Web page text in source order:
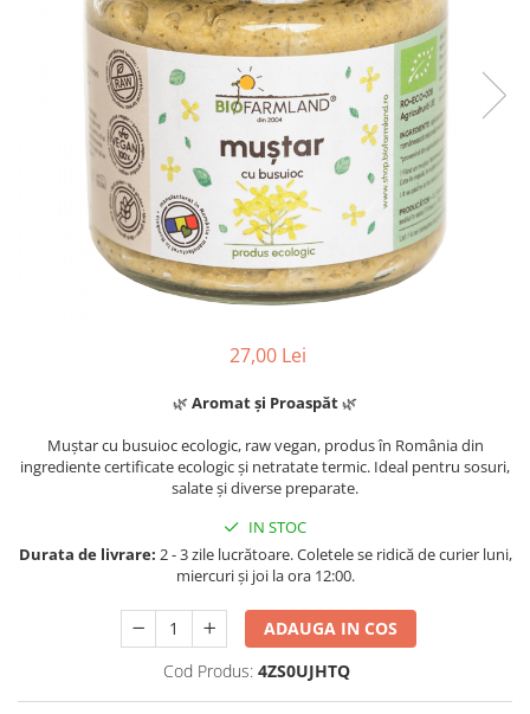
27,00 Lei
🌿Aromat și Proaspăt🌿
Muștar cu busuioc ecologic, raw vegan, produs în România din
ingrediente certificate ecologic și netratate termic. Ideal pentru sosuri,
salate și diverse preparate.
IN STOC
Durata de livrare: 2 - 3 zile lucrătoare. Coletele se ridică de curier luni,
miercuri și joi la ora 12:00.
ADAUGA IN COS
Cod Produs: 4ZS0UJHTQ